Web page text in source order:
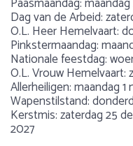
Dag van de Arbeid:
O.L. Heer Hemelvaart:
Pinkstermaandag:
Nationale feestdag:
O.L. Vrouw Hemelvaart:
Allerheiligen: maandag
Wapenstilstand:
Kerstmis: zaterdag 25
2027